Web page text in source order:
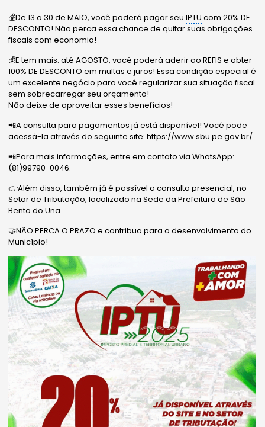
💰De 13 a 30 de MAIO, você poderá pagar seuIPTU com 20% DE
DESCONTO! Não perca essa chance de quitar suas obrigações
fiscais com economia!
💰E tem mais: até AGOSTO, você poderá aderir ao REFIS e obter
100% DE DESCONTO em multas e juros! Essa condição especial é
um excelente negócio para você regularizar sua situação fiscal
sem sobrecarregar seu orçamento!
Não deixe de aproveitar esses benefícios!
📲A consulta para pagamentos já está disponível! Você pode
acessá-la através do seguinte site: https://www.sbu.pe.gov.br/.
📲Para mais informações, entre em contato via WhatsApp:
(81)99790-0046.
👉Além disso, também já é possível a consulta presencial, no
Setor de Tributação, localizado na Sede da Prefeitura de São
Bento do Una.
🤝NÃO PERCA O PRAZO e contribua para o desenvolvimento do
Município!